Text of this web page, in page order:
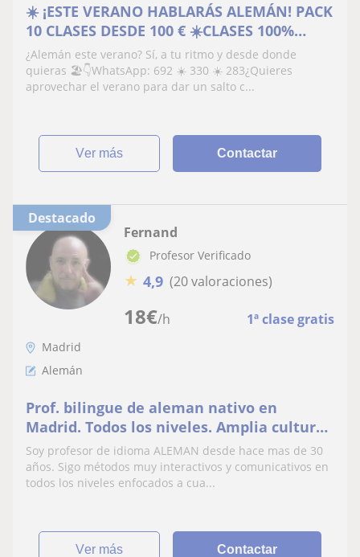
☀️ ¡ESTE VERANO HABLARÁS ALEMÁN! PACK
10 CLASES DESDE 100 € ☀️CLASES 100%
ONLINE
¿Alemán este verano? Sí, a tu ritmo y desde donde
quieras 🏖👇WhatsApp: 692 ☀️ 330 ☀️ 283¿Quieres
aprovechar el verano para dar un salto c...
ver más Contactar
Destacado
18€/h 1ª clase gratis
Fernand
Profesor Verificado
★ 4,9 (20 valoraciones)
Madrid
Alemán
Prof. bilingue de aleman nativo en
Madrid. Todos los niveles. Amplia cultura
y experiencia efectiva en conocidas
multinacionales y academias
Soy profesor de idioma ALEMAN desde hace mas de 30
años. Sigo métodos muy interactivos y comunicativos en
todos los niveles enfocados a cua...
ver más Contactar